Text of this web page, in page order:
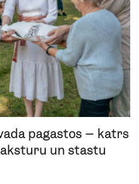
pagastos – katrs
un stāstu